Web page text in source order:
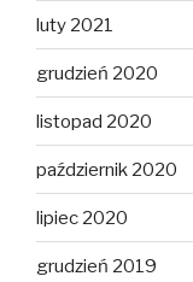
luty 2021
grudzień 2020
listopad 2020
październik 2020
lipiec 2020
grudzień 2019